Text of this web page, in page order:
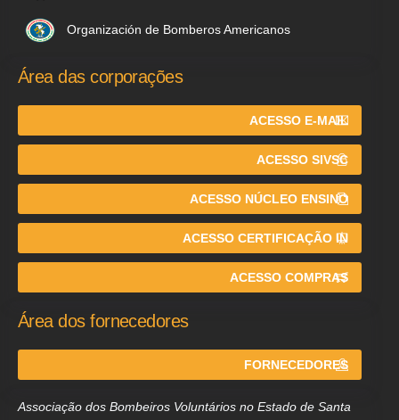
Organización de Bomberos Americanos
Área das corporações
ACESSO E-MAIL
ACESSO SIVSC
ACESSO NÚCLEO ENSINO
ACESSO CERTIFICAÇÃO IN
ACESSO COMPRAS
Área dos fornecedores
FORNECEDORES
Associação dos Bombeiros Voluntários no Estado de Santa